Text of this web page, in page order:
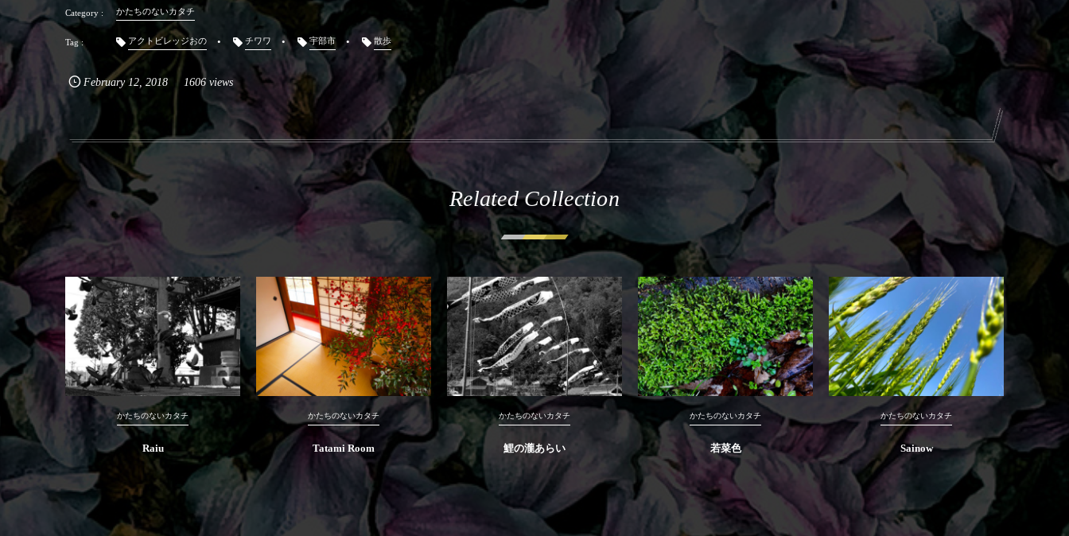
かたちのないカタチ
アクトビレッジおの チワワ 宇部市 散歩
February 12,2018 1606 views
Related Collection
かたちのないカタチ
Raiu
かたちのないカタチ
Tatami Room
かたちのないカタチ
鯉の瀧あらい
かたちのないカタチ
若菜色
かたちのないカタチ
Sainow